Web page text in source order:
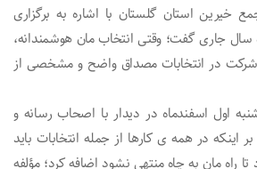
خیرین استان گلستان با اشاره به برگزاری
سال جاری گفت؛ وقتی انتخاب مان هوشمندانه،
شرکت در انتخابات مصداق واضح و مشخصی از
اول اسفندماه در دیدار با اصحاب رسانه و
اینکه در همه ی کارها از جمله انتخابات باید
راه مان به چاه منتهی نشود اضافه کرد؛ مؤلفه